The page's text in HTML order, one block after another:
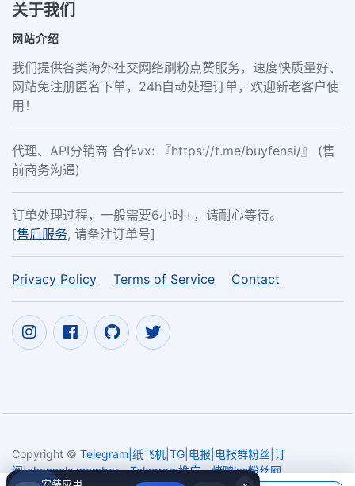
关于我们
网站介绍
我们提供各类海外社交网络刷粉点赞服务，速度快质量好、
网站免注册匿名下单，24h自动处理订单，欢迎新老客户使
用！
代理、API分销商 合作vx: 『https://t.me/buyfensi/』 (售
前商务沟通)
订单处理过程，一般需要6小时+，请耐心等待。
[售后服务, 请备注订单号]
Privacy Policy Terms of Service Contact
Copyright © Telegram|纸飞机|TG|电报|电报群粉丝|订
阅|channels member - Telegram推广 - 烤鸭ins粉丝网